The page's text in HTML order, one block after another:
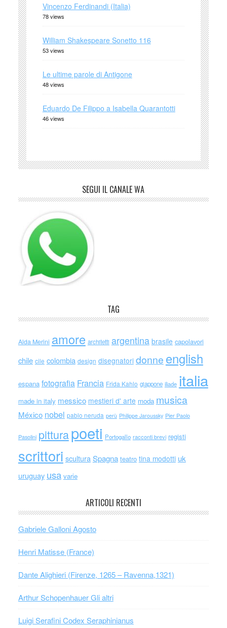
Vincenzo Ferdinandi (Italia)
78 views
William Shakespeare Sonetto 116
53 views
Le ultime parole di Antigone
48 views
Eduardo De Filippo a Isabella Quarantotti
46 views
SEGUI IL CANALE WA
TAG
Alda Merini amore architetti argentina brasile capolavori
chile cile colombia design disegnatori donne english
espana fotografia Francia Frida Kahlo giappone iliade italia
made in italy messico mestieri d' arte moda musica
México nobel pablo neruda perù Philippe Jaroussky Pier Paolo
Pasolini pitturapoeti Portogallo racconti brevi registi
scrittori sculturaSpagna teatro tina modotti uk
uruguay usa varie
ARTICOLI RECENTI
Gabriele Galloni Agosto
Henri Matisse (France)
Dante Alighieri (Firenze, 1265 – Ravenna,1321)
Arthur Schopenhauer Gli altri
Luigi Serafini Codex Seraphinianus